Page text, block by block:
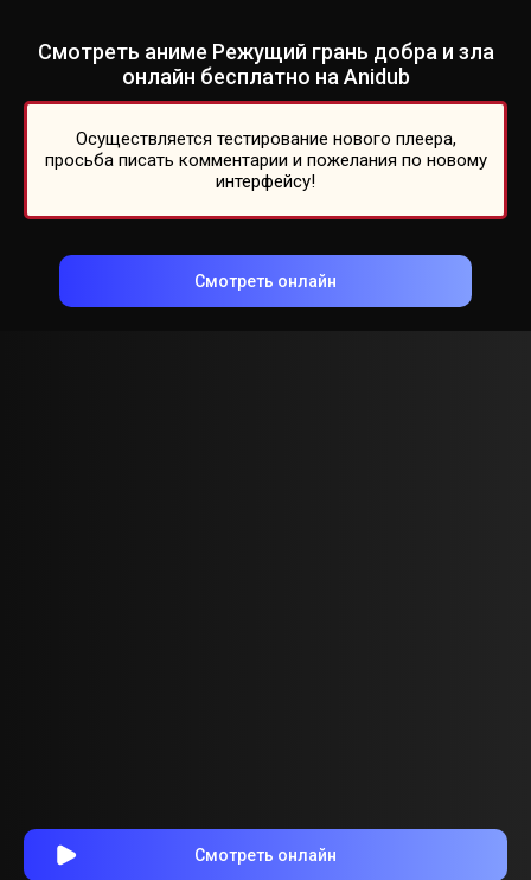
Смотреть аниме Режущий грань добра и зла
онлайн бесплатно на Anidub
Осуществляется тестирование нового плеера,
просьба писать комментарии и пожелания по новому
интерфейсу!
Смотреть онлайн
Смотреть онлайн